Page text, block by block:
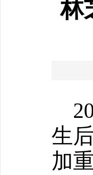
林
生
加